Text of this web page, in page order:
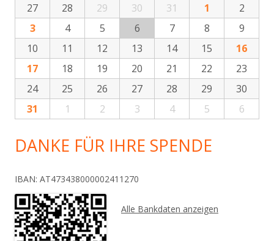
27
28 29 30 31 1
2
3
4 5 6 7 8
9
10
11 12 13 14 15
16
17
18 19 20 21 22
23
24
25 26 27 28 29
30
31
1 2 3 4 5 6
DANKE FÜR IHRE SPENDE
IBAN: AT473438000002411270
Alle Bankdaten anzeigen